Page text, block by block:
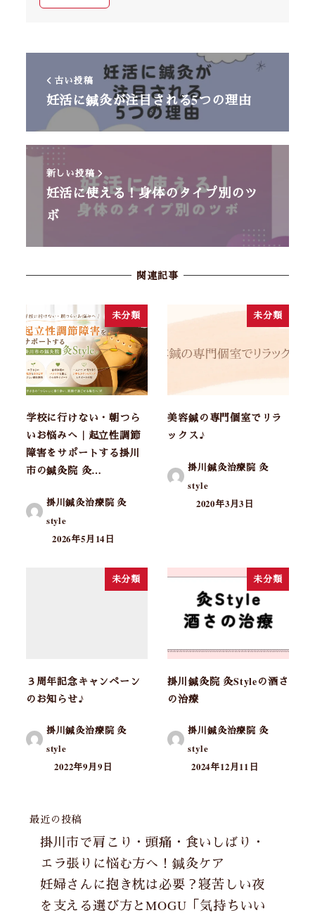
古い投稿
妊活に鍼灸が注目される5つの理由
新しい投稿
妊活に使える！身体のタイプ別のツ
ボ
関連記事
未分類
学校に行けない・朝つら
いお悩みへ｜起立性調節
障害をサポートする掛川
市の鍼灸院 灸…
掛川鍼灸治療院 灸
style
2026年5月14日
未分類
美容鍼の専門個室でリラ
ックス♪
掛川鍼灸治療院 灸
style
2020年3月3日
未分類
３周年記念キャンペーン
のお知らせ♪
掛川鍼灸治療院 灸
style
2022年9月9日
未分類
掛川鍼灸院 灸Styleの酒さ
の治療
掛川鍼灸治療院 灸
style
2024年12月11日
最近の投稿
掛川市で肩こり・頭痛・食いしばり・
エラ張りに悩む方へ！鍼灸ケア
妊婦さんに抱き枕は必要？寝苦しい夜
を支える選び方とMOGU「気持ちいい